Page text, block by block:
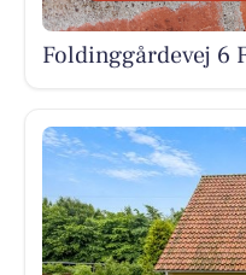
Foldinggårdevej 6